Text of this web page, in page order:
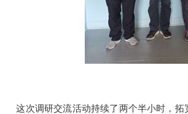
这次调研交流活动持续了两个半小时，拓